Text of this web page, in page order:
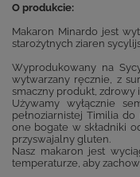
O produkcie:
Makaron Minardo jest
starożytnych ziaren
Wyprodukowany na
wytwarzany ręcznie, z
smaczny produkt, zdrowy
Używamy wyłącznie
pełnoziarnistej Timilia
one bogate w składniki
przyswajalny gluten.
Nasz makaron jest
temperaturze, aby